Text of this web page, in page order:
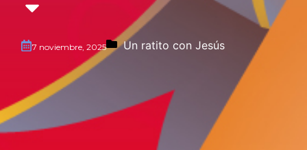
7 noviembre, 2025 Un ratito con Jesús